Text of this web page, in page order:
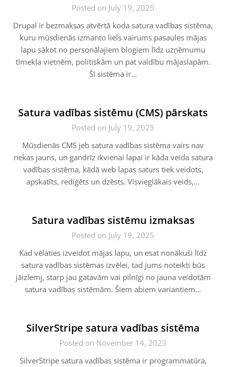
Posted on July 19, 2025
Drupal ir bezmaksas atvērtā koda satura vadības sistēma,
kuru mūsdienās izmanto liels vairums pasaules mājas
lapu sākot no personālajiem blogiem līdz uzņēmumu
tīmekļa vietnēm, politiskām un pat valdību mājaslapām.
Šī sistēma ir…
Satura vadības sistēmu (CMS) pārskats
Posted on July 19, 2025
Mūsdienās CMS jeb satura vadības sistēma vairs nav
nekas jauns, un gandrīz ikvienai lapai ir kāda veida satura
vadības sistēma, kādā web lapas saturs tiek veidots,
apskatīts, rediģēts un dzēsts. Visvieglākais veids,…
Satura vadības sistēmu izmaksas
Posted on July 19, 2025
Kad vēlaties izveidot mājas lapu, un esat nonākuši līdz
satura vadības sistēmas izvēlei, tad jums noteikti būs
jāizlemj, starp jau gatavām vai pilnīgi no jauna veidotām
satura vadības sistēmām. Šiem abiem variantiem…
SilverStripe satura vadības sistēma
Posted on November 14, 2023
SilverStripe satura vadības sistēma ir programmatūra,